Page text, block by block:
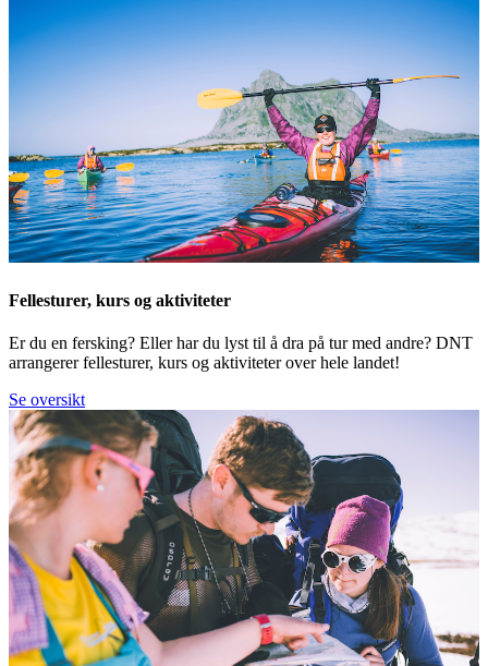
Fellesturer, kurs og aktiviteter
Er du en fersking? Eller har du lyst til å dra på tur med andre? DNT
arrangerer fellesturer, kurs og aktiviteter over hele landet!
Se oversikt